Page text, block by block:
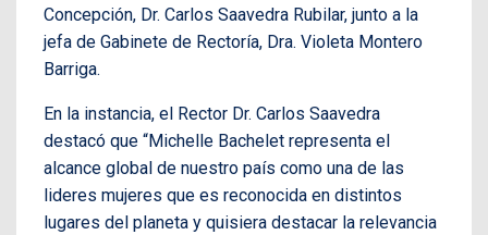
Concepción, Dr. Carlos Saavedra Rubilar, junto a la
jefa de Gabinete de Rectoría, Dra. Violeta Montero
Barriga.
En la instancia, el Rector Dr. Carlos Saavedra
destacó que “Michelle Bachelet representa el
alcance global de nuestro país como una de las
lideres mujeres que es reconocida en distintos
lugares del planeta y quisiera destacar la relevancia